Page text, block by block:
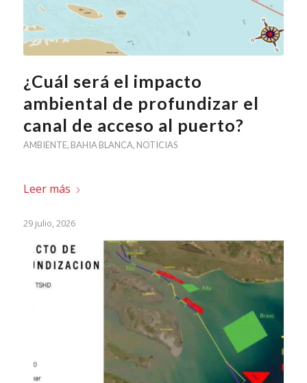
¿Cuál será el impacto
ambiental de profundizar el
canal de acceso al puerto?
AMBIENTE, BAHIA BLANCA, NOTICIAS
Leer más
29 julio, 2026